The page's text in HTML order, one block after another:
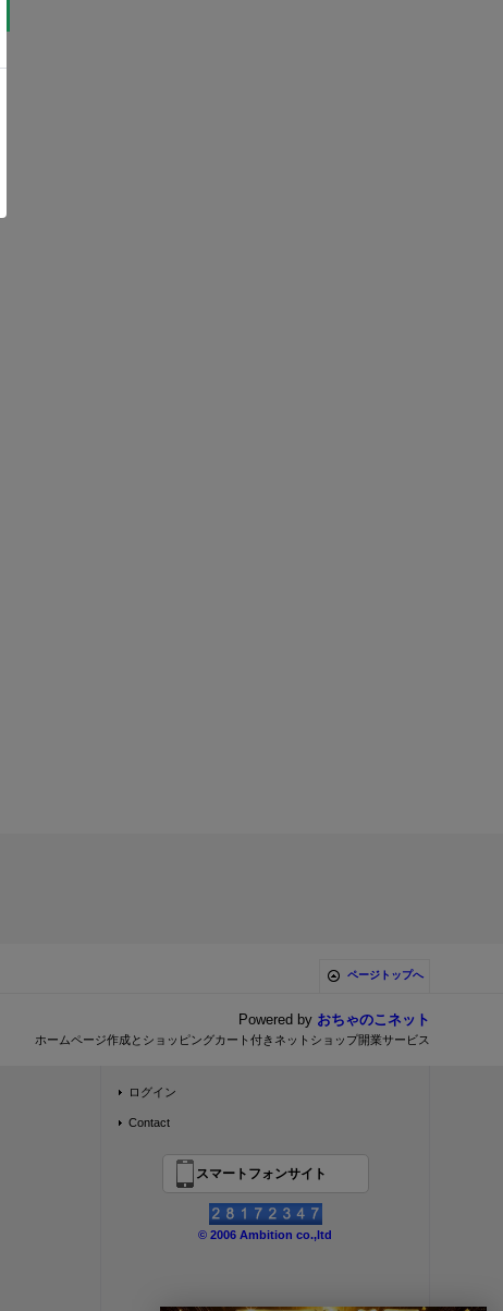
ページトップへ
Powered by おちゃのこネット
ホームページ作成とショッピングカート付きネットショップ開業サービス
ログイン
Contact
スマートフォンサイト
© 2006 Ambition co.,ltd